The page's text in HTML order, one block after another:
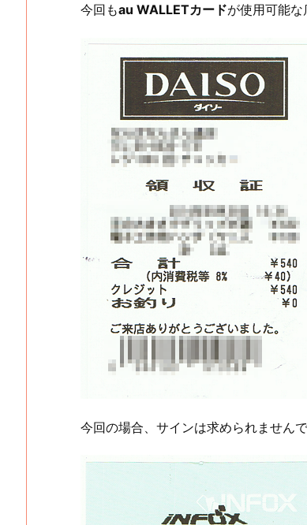
今回もau WALLETカードが使用可能な
今回の場合、サインは求められませんで